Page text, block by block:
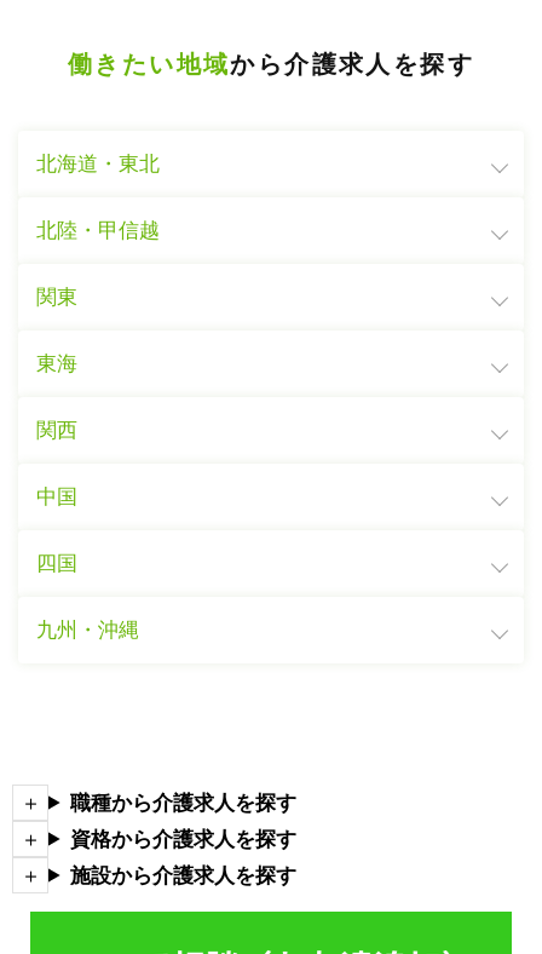
働きたい地域から介護求人を探す
北海道・東北
北陸・甲信越
関東
東海
関西
中国
四国
九州・沖縄
職種から介護求人を探す
資格から介護求人を探す
施設から介護求人を探す